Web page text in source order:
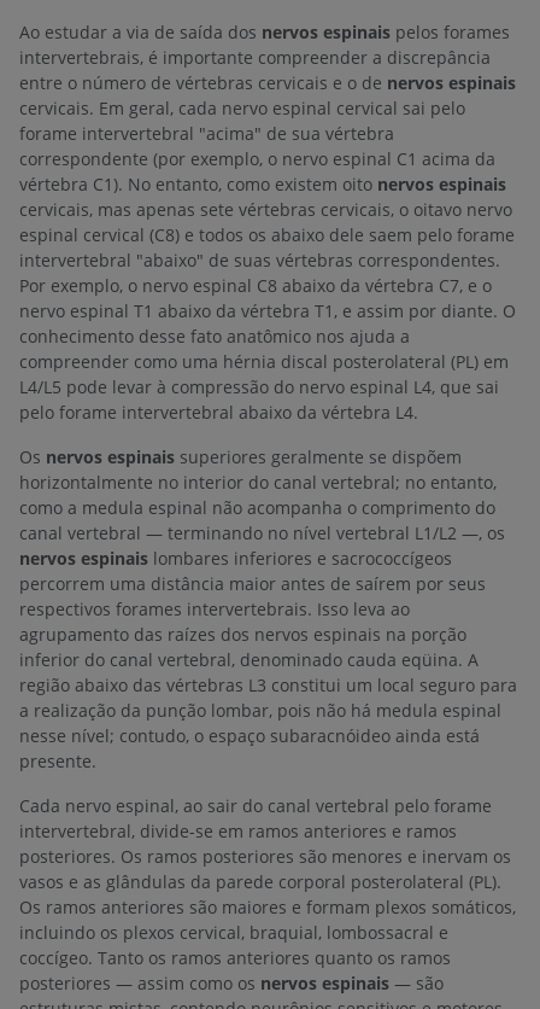
Ao estudar a via de saída dos nervos espinais pelos forames
intervertebrais, é importante compreender a discrepância
entre o número de vértebras cervicais e o de nervos espinais
cervicais. Em geral, cada nervo espinal cervical sai pelo
forame intervertebral "acima" de sua vértebra
correspondente (por exemplo, o nervo espinal C1 acima da
vértebra C1). No entanto, como existem oito nervos espinais
cervicais, mas apenas sete vértebras cervicais, o oitavo nervo
espinal cervical (C8) e todos os abaixo dele saem pelo forame
intervertebral "abaixo" de suas vértebras correspondentes.
Por exemplo, o nervo espinal C8 abaixo da vértebra C7, e o
nervo espinal T1 abaixo da vértebra T1, e assim por diante. O
conhecimento desse fato anatômico nos ajuda a
compreender como uma hérnia discal posterolateral (PL) em
L4/L5 pode levar à compressão do nervo espinal L4, que sai
pelo forame intervertebral abaixo da vértebra L4.
Os nervos espinais superiores geralmente se dispõem
horizontalmente no interior do canal vertebral; no entanto,
como a medula espinal não acompanha o comprimento do
canal vertebral — terminando no nível vertebral L1/L2 —, os
nervos espinais lombares inferiores e sacrococcígeos
percorrem uma distância maior antes de saírem por seus
respectivos forames intervertebrais. Isso leva ao
agrupamento das raízes dos nervos espinais na porção
inferior do canal vertebral, denominado cauda eqüina. A
região abaixo das vértebras L3 constitui um local seguro para
a realização da punção lombar, pois não há medula espinal
nesse nível; contudo, o espaço subaracnóideo ainda está
presente.
Cada nervo espinal, ao sair do canal vertebral pelo forame
intervertebral, divide-se em ramos anteriores e ramos
posteriores. Os ramos posteriores são menores e inervam os
vasos e as glândulas da parede corporal posterolateral (PL).
Os ramos anteriores são maiores e formam plexos somáticos,
incluindo os plexos cervical, braquial, lombossacral e
coccígeo. Tanto os ramos anteriores quanto os ramos
posteriores — assim como os nervos espinais — são